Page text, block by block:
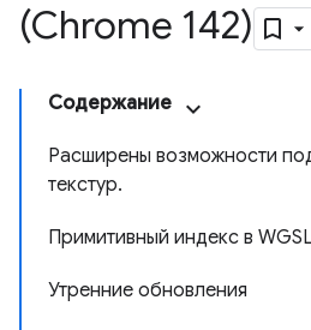
(Chrome 142)
Содержание
Расширены возможности
текстур.
Примитивный индекс в WGSL
Утренние обновления